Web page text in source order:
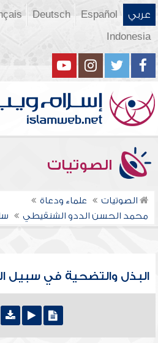
عربي Español
Deutsch
Indonesia
الصوتيات
الصوتيات
علماء ودعاة
محمد الحسن الددو الشنقيطي
البذل والتضحية في سبيل